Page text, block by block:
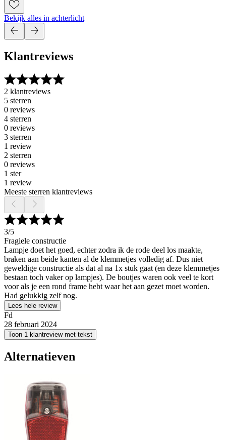
Bekijk alles in achterlicht
Klantreviews
2 klantreviews
5 sterren
0 reviews
4 sterren
0 reviews
3 sterren
1 review
2 sterren
0 reviews
1 ster
1 review
Meeste sterren klantreviews
3/5
Fragiele constructie
Lampje doet het goed, echter zodra ik de rode deel los maakte,
braken aan beide kanten al de klemmetjes volledig af. Dus niet
geweldige constructie als dat al na 1x stuk gaat (en deze klemmetjes
bestaan toch vaker op lampjes). De boutjes waren ook veel te kort
voor als je een rond frame hebt waar het aan gezet moet worden.
Had gelukkig zelf nog.
Lees hele review
Fd
28 februari 2024
Toon 1 klantreview met tekst
Alternatieven